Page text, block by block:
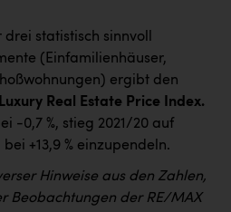
statistisch sinnvoll
(Einfamilienhäuser,
ergibt den
Real Estate Price Index.
-0,7 %, stieg 2021/20 auf
bei +13,9 % einzupendeln.
Hinweise aus den Zahlen,
Beobachtungen der RE/MAX